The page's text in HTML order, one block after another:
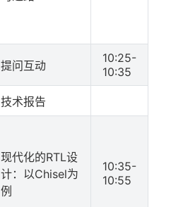
提问互动
10:25-
10:35
技术报告
现代化的RTL设
计：以Chisel为
例
10:35-
10:55